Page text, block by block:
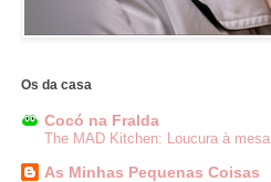
Os da casa
Cocó na Fralda
The MAD Kitchen: Loucura à mesa
As Minhas Pequenas Coisas